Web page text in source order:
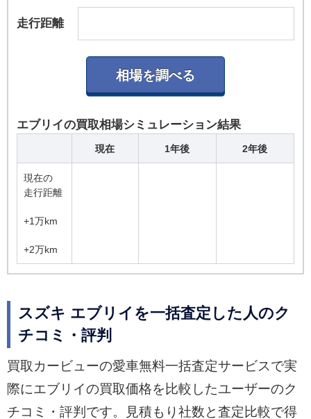
走行距離
エブリイの買取相場シミュレーション結果
現在 1年後 2年後
現在の
走行距離
+1万km
+2万km
スズキ エブリイを一括査定した人のク
チコミ・評判
買取カービューの愛車無料一括査定サービスで実
際にエブリイの買取価格を比較したユーザーのク
チコミ・評判です。見積もり社数と査定比較で得